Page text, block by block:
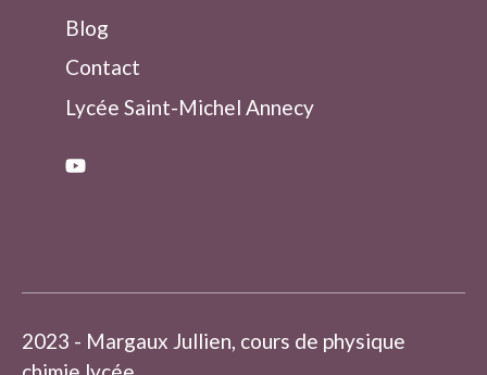
Blog
Contact
Lycée Saint-Michel Annecy
2023 - Margaux Jullien, cours de physique